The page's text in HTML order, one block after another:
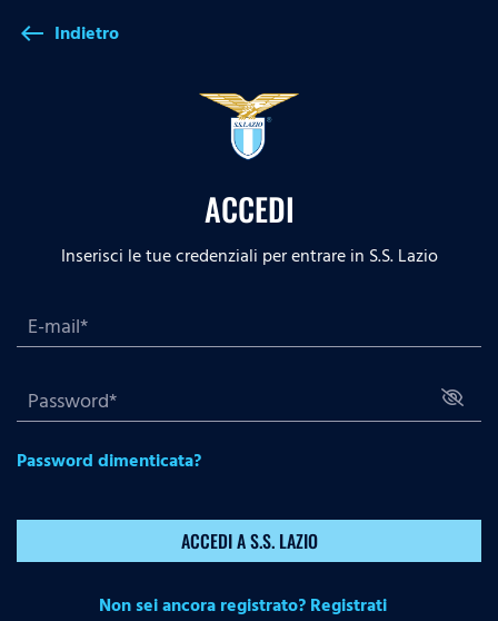
west Indietro
ACCEDI
Inserisci le tue credenziali per entrare in S.S. Lazio
Password dimenticata?
ACCEDI A S.S. LAZIO
Non sei ancora registrato? Registrati